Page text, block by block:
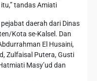
tandas Amiati
daerah dari Dinas
Kota se-Kalsel. Dan
El Husaini,
Zulfaisal Putera, Gusti
Masy’ud dan